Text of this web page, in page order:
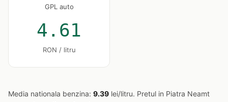
GPL auto
4.61
RON / litru
Media nationala benzina: 9.39 lei/litru. Pretul in Piatra Neamt